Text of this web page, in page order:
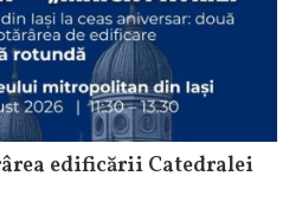
edificării Catedralei